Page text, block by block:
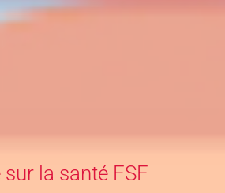
la santé FSF